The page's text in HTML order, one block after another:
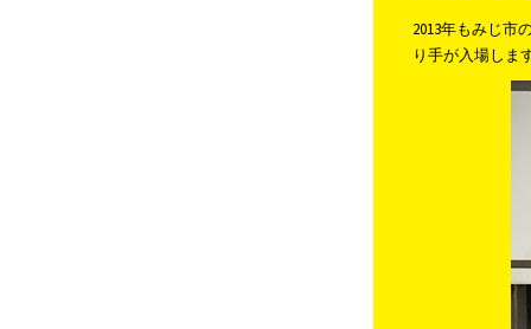
2013年もみじ市
り手が入場しま